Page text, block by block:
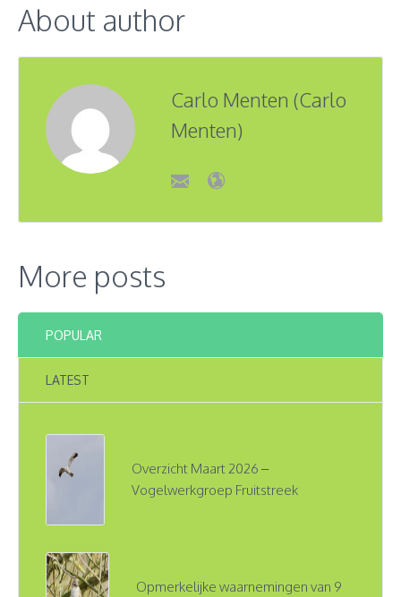
About author
Carlo Menten (Carlo
Menten)
More posts
POPULAR
LATEST
Overzicht Maart 2026 –
Vogelwerkgroep Fruitstreek
Opmerkelijke waarnemingen van 9